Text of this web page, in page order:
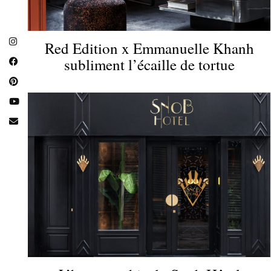
Red Edition x Emmanuelle Khanh
subliment l’écaille de tortue